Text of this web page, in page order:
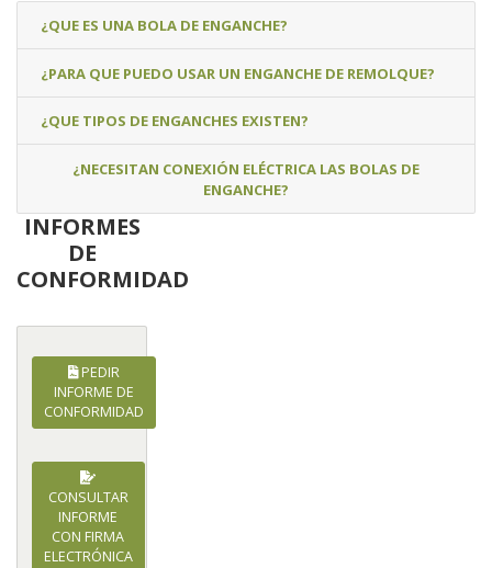
¿QUE ES UNA BOLA DE ENGANCHE?
¿PARA QUE PUEDO USAR UN ENGANCHE DE REMOLQUE?
¿QUE TIPOS DE ENGANCHES EXISTEN?
¿NECESITAN CONEXIÓN ELÉCTRICA LAS BOLAS DE
ENGANCHE?
INFORMES
DE
CONFORMIDAD
PEDIR
INFORME DE
CONFORMIDAD
CONSULTAR
INFORME
CON FIRMA
ELECTRÓNICA